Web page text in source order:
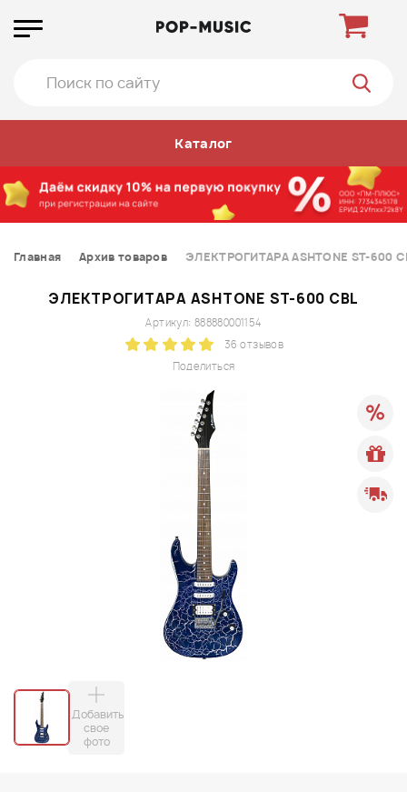
Каталог
Главная Архив товаров ЭЛЕКТРОГИТАРА ASHTONE ST-600
ЭЛЕКТРОГИТАРА ASHTONE ST-600 CBL
Поделиться
Артикул: 888880001154
36 отзывов
Добавить
свое
фото